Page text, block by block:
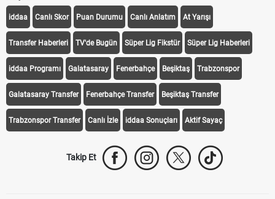
iddaa Canlı Skor Puan Durumu Canlı Anlatım At Yarışı
Transfer Haberleri TV'de Bugün Süper Lig Fikstür Süper Lig Haberleri
iddaa Programı Galatasaray Fenerbahçe Beşiktaş Trabzonspor
Galatasaray Transfer Fenerbahçe Transfer Beşiktaş Transfer
Trabzonspor Transfer Canlı İzle iddaa Sonuçları Aktif Sayaç
Takip Et